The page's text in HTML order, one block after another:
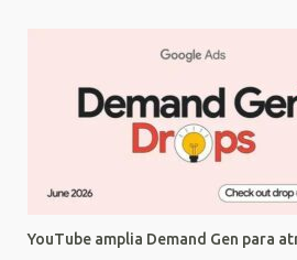
YouTube amplia Demand Gen para